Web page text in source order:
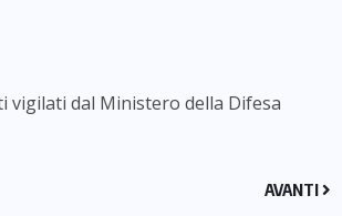
vigilati dal Ministero della Difesa
AVANTI